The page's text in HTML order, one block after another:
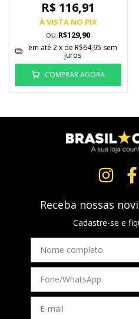
R$ 116,91
À VISTA NO PIX
ou R$129,90
em até2x deR$64,95 sem
juros
COMPRAR AGORA
Receba nossas
Cadastre-se e